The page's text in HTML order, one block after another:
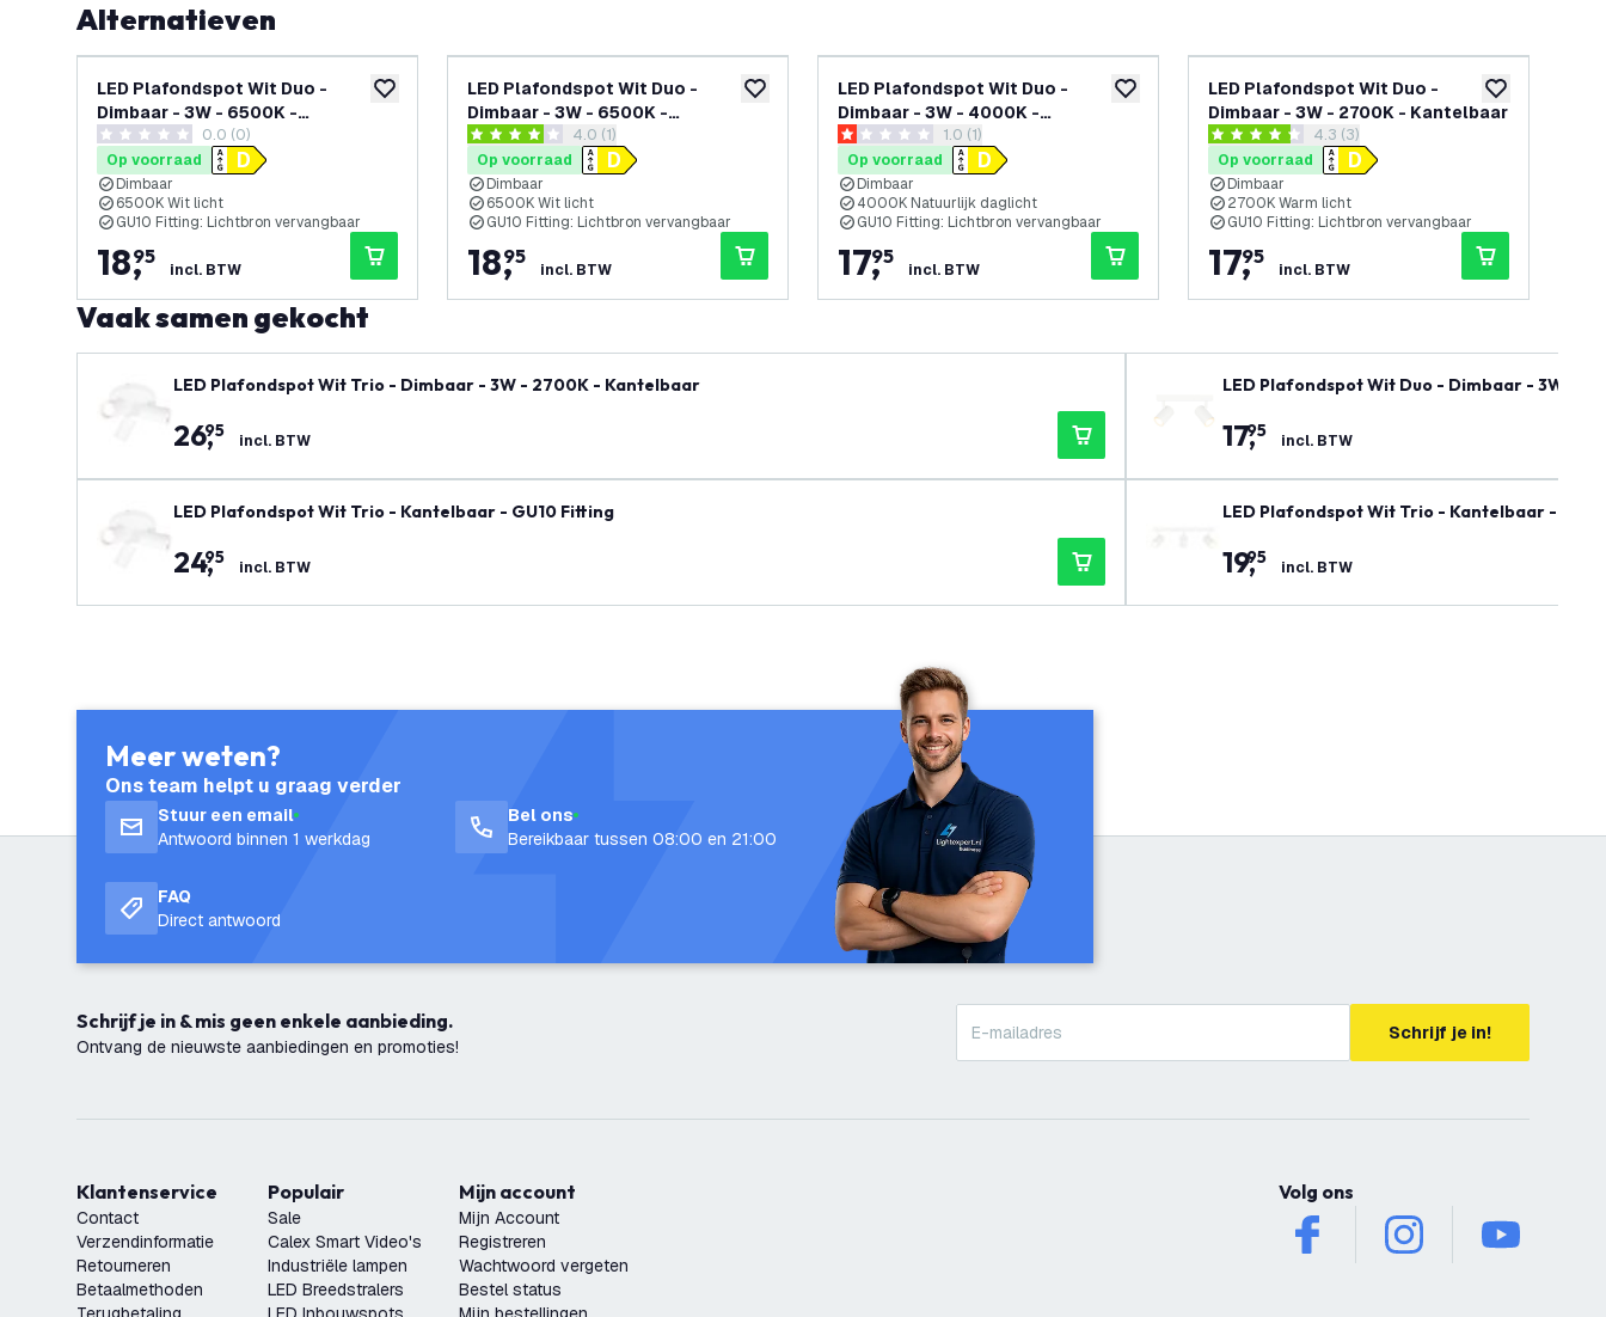
Alternatieven
toevoegen aan verlanglijst
LED Plafondspot Wit Duo -
Dimbaar - 3W - 6500K -
Kantelbaar
0 score sterren0.0 (0)
Op voorraad
Dimbaar
6500K Wit licht
GU10 Fitting: Lichtbron vervangbaar
18,
95
incl. BTW
toevoegen aan verlanglijst
LED Plafondspot Wit Duo -
Dimbaar - 3W - 6500K -
Kantelbaarreviews drawer openen
4 score sterren4.0 (1)
Op voorraad
Dimbaar
6500K Wit licht
GU10 Fitting: Lichtbron vervangbaar
18,
95
incl. BTW
toevoegen aan verlanglijst
LED Plafondspot Wit Duo -
Dimbaar - 3W - 4000K -
Kantelbaarreviews drawer openen
1 score sterren 1.0 (1)
Op voorraad
Dimbaar
4000K Natuurlijk daglicht
GU10 Fitting: Lichtbron vervangbaar
17,
95
incl. BTW
toevoegen
LED Plafondspot Wit Duo -
Dimbaar - 3W - 2700K - Kantelbaar
reviews drawer openen
4.3 score sterren4.3 (3)
Op voorraad
Dimbaar
2700K Warm licht
GU10 Fitting: Lichtbron vervangbaar
17,
95
incl. BTW
Vaak samen gekocht
LED Plafondspot Wit Trio - Dimbaar - 3W - 2700K - Kantelbaar
26,
95 incl. BTW
LED Plafondspot Wit Trio - Kantelbaar - GU10 Fitting
24,
95 incl. BTW
LED Plafondspot Wit Duo - Dimbaar - 3W -
17,
95 incl. BTW
LED Plafondspot Wit Trio - Kantelbaar -
19,
95 incl. BTW
Meer weten?
Ons team helpt u graag verder
Stuur een email
Antwoord binnen 1 werkdag
Bel ons
Bereikbaar tussen 08:00 en 21:00
FAQ
Direct antwoord
Schrijf je in & mis geen enkele aanbieding.
Ontvang de nieuwste aanbiedingen en promoties!
Schrijf je in!
Klantenservice
Contact
Verzendinformatie
Retourneren
Betaalmethoden
Populair
Sale
Calex Smart Video's
Industriële lampen
LED Breedstralers
Mijn account
Mijn Account
Registreren
Wachtwoord vergeten
Bestel status
Volg ons
facebook instagram youtube